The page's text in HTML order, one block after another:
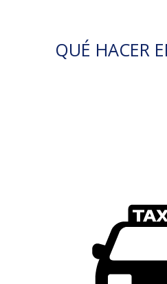
QUÉ HACER